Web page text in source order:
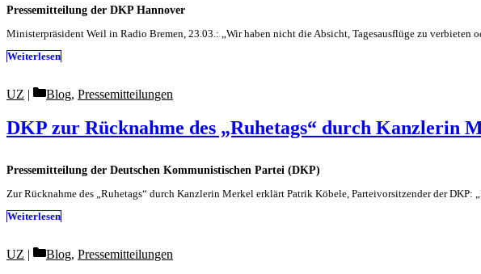
Pressemitteilung der DKP Hannover
Ministerpräsident Weil in Radio Bremen, 23.03.: „Wir haben nicht die Absicht, Tagesausflüge zu
Weiterlesen
Pressemitteilung der Deutschen Kommunistischen Partei (DKP)
DKP zur Rücknahme des „Ruhetags“ durch Kanzlerin
UZ Categories
Blog, Pressemitteilungen
Zur Rücknahme des „Ruhetags“ durch Kanzlerin Merkel erklärt Patrik Köbele, Parteivorsitzender der
Weiterlesen
UZ Categories
Blog, Pressemitteilungen